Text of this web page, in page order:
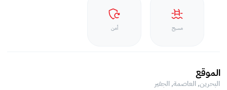
مسبح أمن
الموقع
البحرين, العاصمة,الجفير